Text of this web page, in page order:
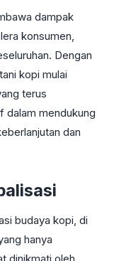
dampak
konsumen,
Dengan
kopi mulai
terus
dalam mendukung
dan
budaya kopi, di
hanya